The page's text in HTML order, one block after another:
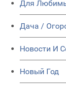
Для
Дача /
Новости И
Новый Год